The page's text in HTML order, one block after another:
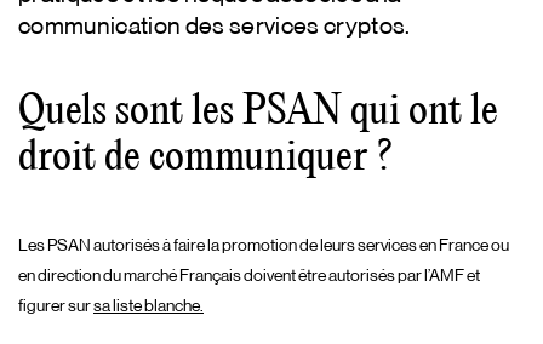
communication des services cryptos.
Quels sont les PSAN qui ont le
droit de communiquer ?
Les PSAN autorisés à faire la promotion de leurs services en France ou
en direction du marché Français doivent être autorisés par l’AMF et
figurer sursa liste blanche.